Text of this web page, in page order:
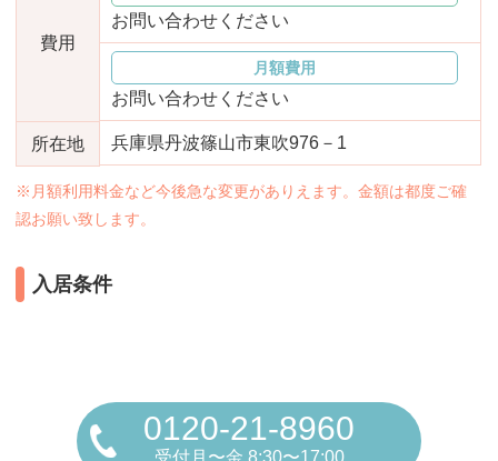
費用
お問い合わせください
月額費用
お問い合わせください
所在地 兵庫県丹波篠山市東吹976－1
※月額利用料金など今後急な変更がありえます。金額は都度ご確
認お願い致します。
入居条件
0120-21-8960
受付月〜金 8:30〜17:00